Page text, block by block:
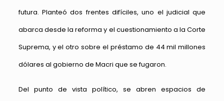
futura. Planteó dos frentes difíciles, uno el judicial que
abarca desde la reforma y el cuestionamiento a la Corte
Suprema, y el otro sobre el préstamo de 44 mil millones
dólares al gobierno de Macri que se fugaron.
Del punto de vista político, se abren espacios de